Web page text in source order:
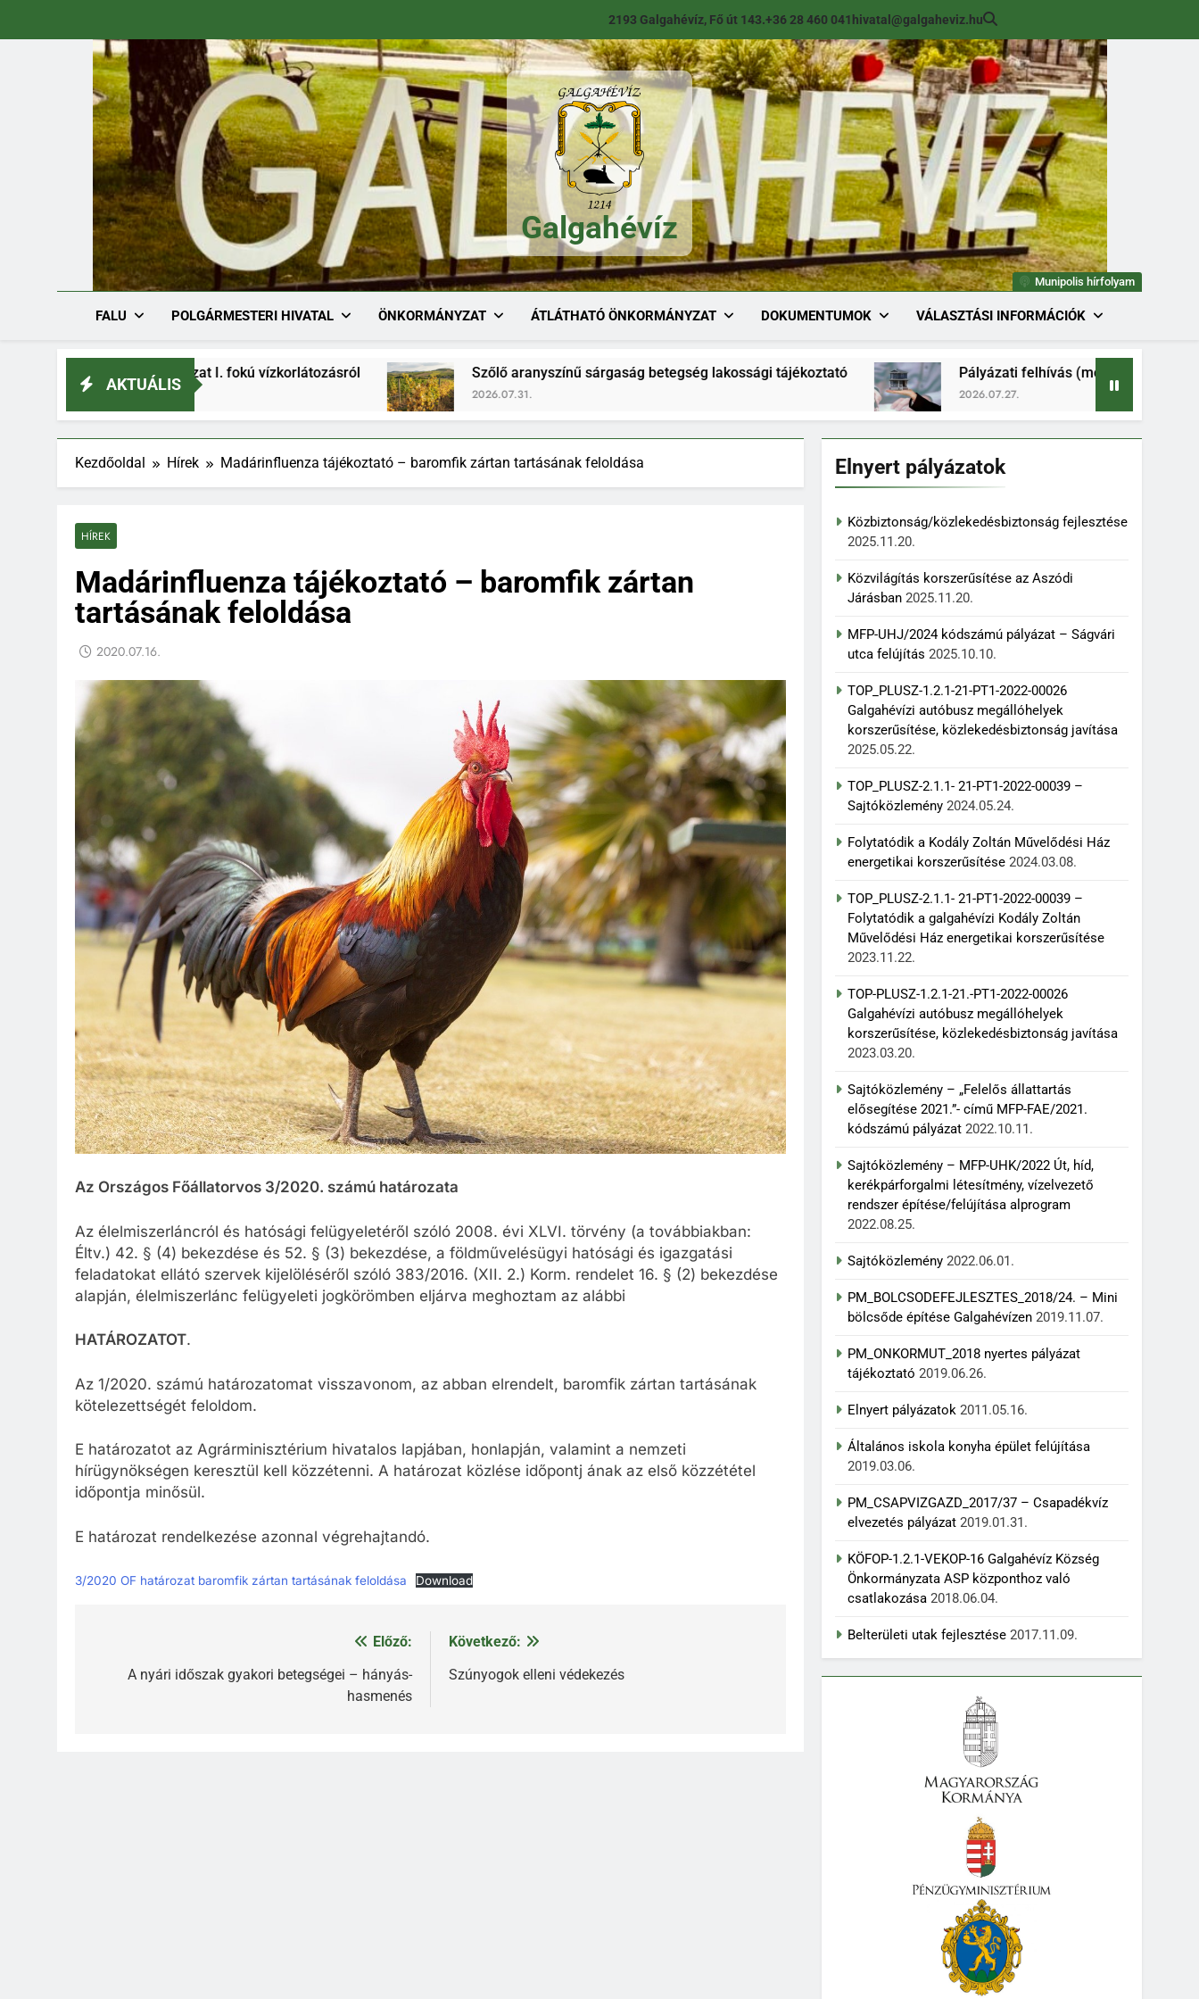
2193 Galgahévíz, Fő út 143.+36 28 460 041 hivatal@galgaheviz.hu
Galgahévíz
Galgahévíz
Munipolis hírfolyam
FALU POLGÁRMESTERI HIVATAL ÖNKORMÁNYZAT ÁTLÁTHATÓ ÖNKORMÁNYZAT DOKUMENTUMOK VÁLASZTÁSI INFORMÁCIÓK
AKTUÁLIS
2026. határozat I. fokú vízkorlátozásról Szőlő aranyszínű sárgaság betegség lakossági tájékoztató
2026.07.31.
Pályázati felhívás (módosított) ingatlan
2026.07.27.
Kezdőoldal Hírek Madárinfluenza tájékoztató – baromfik zártan tartásának feloldása
HÍREK
Madárinfluenza tájékoztató – baromfik zártan
tartásának feloldása
2020.07.16.
Az Országos Főállatorvos 3/2020. számú határozata
Az élelmiszerláncról és hatósági felügyeletéről szóló 2008. évi XLVI. törvény (a továbbiakban:
Éltv.) 42. § (4) bekezdése és 52. § (3) bekezdése, a földművelésügyi hatósági és igazgatási
feladatokat ellátó szervek kijelöléséről szóló 383/2016. (XII. 2.) Korm. rendelet 16. § (2) bekezdése
alapján, élelmiszerlánc felügyeleti jogkörömben eljárva meghoztam az alábbi
HATÁROZATOT.
Az 1/2020. számú határozatomat visszavonom, az abban elrendelt, baromfik zártan tartásának
kötelezettségét feloldom.
E határozatot az Agrárminisztérium hivatalos lapjában, honlapján, valamint a nemzeti
hírügynökségen keresztül kell közzétenni. A határozat közlése időpontj ának az első közzététel
időpontja minősül.
E határozat rendelkezése azonnal végrehajtandó.
3/2020 OF határozat baromfik zártan tartásának feloldása Download
navigáció
Előző:
A nyári időszak gyakori betegségei – hányás-
hasmenés
Következő:
Szúnyogok elleni védekezés
Elnyert pályázatok
Közbiztonság/közlekedésbiztonság fejlesztése
2025.11.20.
Közvilágítás korszerűsítése az Aszódi
Járásban 2025.11.20.
MFP-UHJ/2024 kódszámú pályázat – Ságvári
utca felújítás 2025.10.10.
TOP_PLUSZ-1.2.1-21-PT1-2022-00026
Galgahévízi autóbusz megállóhelyek
korszerűsítése, közlekedésbiztonság javítása
2025.05.22.
TOP_PLUSZ-2.1.1- 21-PT1-2022-00039 –
Sajtóközlemény 2024.05.24.
Folytatódik a Kodály Zoltán Művelődési Ház
energetikai korszerűsítése 2024.03.08.
TOP_PLUSZ-2.1.1- 21-PT1-2022-00039 –
Folytatódik a galgahévízi Kodály Zoltán
Művelődési Ház energetikai korszerűsítése
2023.11.22.
TOP-PLUSZ-1.2.1-21.-PT1-2022-00026
Galgahévízi autóbusz megállóhelyek
korszerűsítése, közlekedésbiztonság javítása
2023.03.20.
Sajtóközlemény – „Felelős állattartás
elősegítése 2021.”- című MFP-FAE/2021.
kódszámú pályázat 2022.10.11.
Sajtóközlemény – MFP-UHK/2022 Út, híd,
kerékpárforgalmi létesítmény, vízelvezető
rendszer építése/felújítása alprogram
2022.08.25.
Sajtóközlemény 2022.06.01.
PM_BOLCSODEFEJLESZTES_2018/24. – Mini
bölcsőde építése Galgahévízen 2019.11.07.
PM_ONKORMUT_2018 nyertes pályázat
tájékoztató 2019.06.26.
Elnyert pályázatok 2011.05.16.
Általános iskola konyha épület felújítása
2019.03.06.
PM_CSAPVIZGAZD_2017/37 – Csapadékvíz
elvezetés pályázat 2019.01.31.
KÖFOP-1.2.1-VEKOP-16 Galgahévíz Község
Önkormányzata ASP központhoz való
csatlakozása 2018.06.04.
Belterületi utak fejlesztése 2017.11.09.